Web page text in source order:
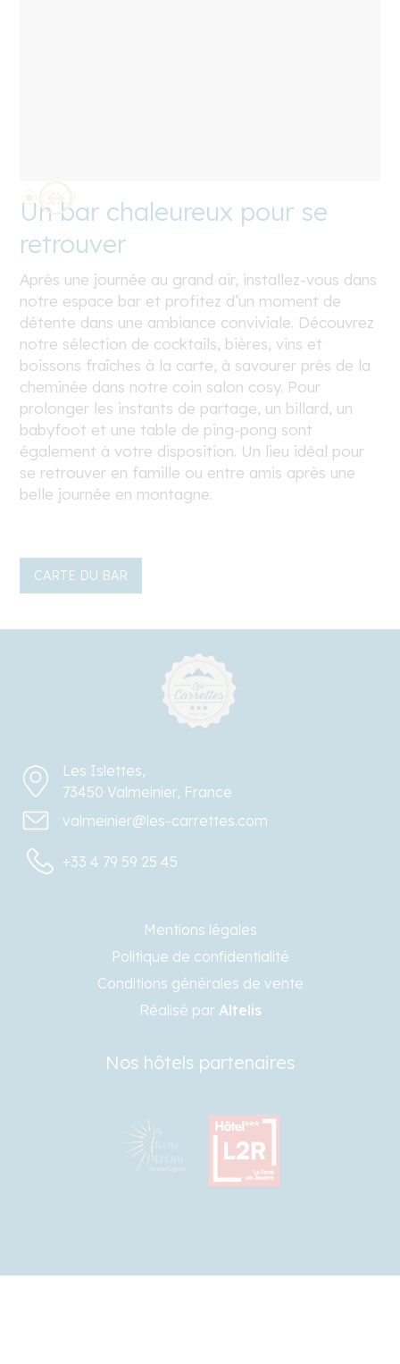
Un bar chaleureux pour se
retrouver
Après une journée au grand air, installez-vous dans
notre espace bar et profitez d’un moment de
détente dans une ambiance conviviale. Découvrez
notre sélection de cocktails, bières, vins et
boissons fraîches à la carte, à savourer près de la
cheminée dans notre coin salon cosy. Pour
prolonger les instants de partage, un billard, un
babyfoot et une table de ping-pong sont
également à votre disposition. Un lieu idéal pour
se retrouver en famille ou entre amis après une
belle journée en montagne.
CARTE DU BAR
Les Islettes,
73450 Valmeinier, France
valmeinier@les-carrettes.com
+33 4 79 59 25 45
Mentions légales
Politique de confidentialité
Conditions générales de vente
Réalisé par Altelis
Nos hôtels partenaires